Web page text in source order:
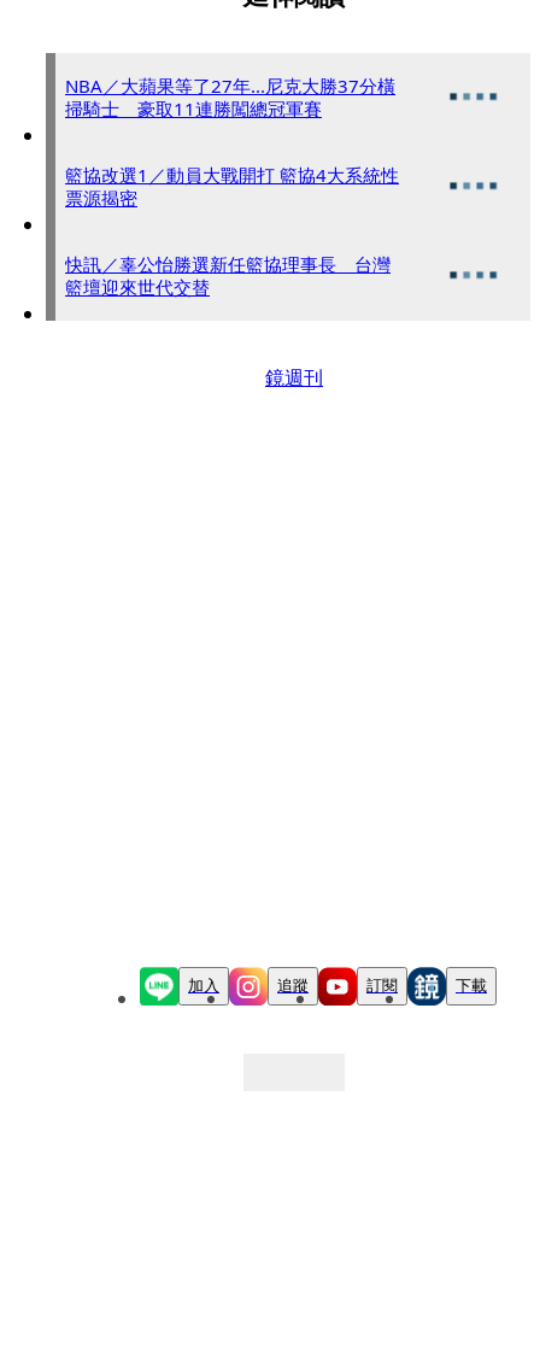
NBA／大蘋果等了27年...尼克大勝37分橫
掃騎士 豪取11連勝闖總冠軍賽
籃協改選1／動員大戰開打 籃協4大系統性
票源揭密
快訊／辜公怡勝選新任籃協理事長 台灣
籃壇迎來世代交替
鏡週刊
加入 追蹤 訂閱 下載